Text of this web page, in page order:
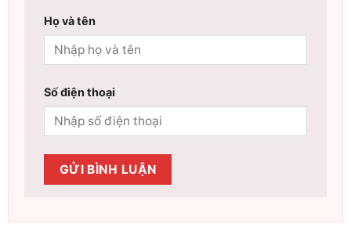
Họ và tên
Số điện thoại